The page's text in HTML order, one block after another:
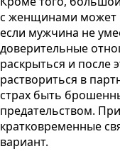
с женщинами может
если мужчина не
доверительные
раскрыться и после
раствориться в
страх быть
предательством.
кратковременные
вариант.